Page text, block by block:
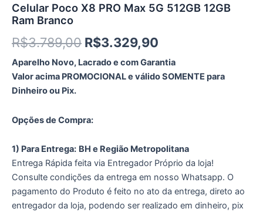
Celular Poco X8 PRO Max 5G 512GB 12GB
Ram Branco
R$3.789,00 O
preço
original
R$3.789,00.
R$3.329,90
preço
atual
Aparelho Novo, Lacrado e com Garantia
Valor acima PROMOCIONAL e válido SOMENTE para
Dinheiro ou Pix.
Opções de Compra:
1) Para Entrega: BH e Região Metropolitana
Entrega Rápida feita via Entregador Próprio da loja!
Consulte condições da entrega em nosso Whatsapp. O
pagamento do Produto é feito no ato da entrega, direto ao
entregador da loja, podendo ser realizado em dinheiro, pix